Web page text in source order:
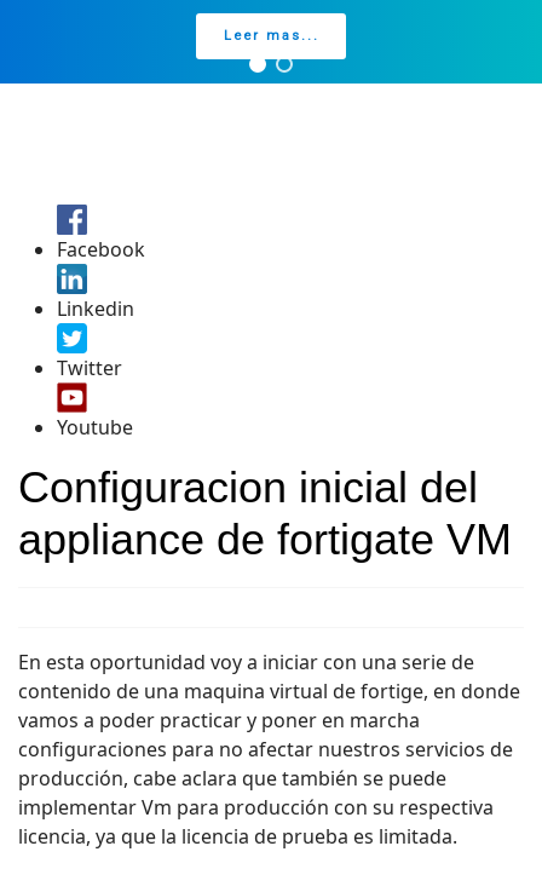
Leer mas...
Facebook
Linkedin
Twitter
Youtube
Configuracion inicial del
appliance de fortigate VM
En esta oportunidad voy a iniciar con una serie de
contenido de una maquina virtual de fortige, en donde
vamos a poder practicar y poner en marcha
configuraciones para no afectar nuestros servicios de
producción, cabe aclara que también se puede
implementar Vm para producción con su respectiva
licencia, ya que la licencia de prueba es limitada.